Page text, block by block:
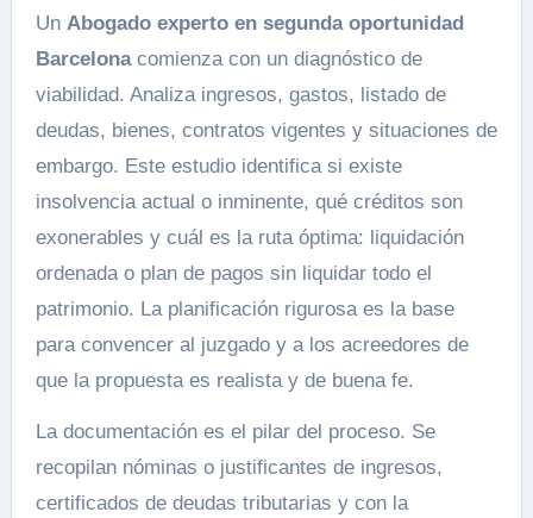
Un Abogado experto en segunda oportunidad
Barcelonacomienza con un diagnóstico de
viabilidad. Analiza ingresos, gastos, listado de
deudas, bienes, contratos vigentes y situaciones de
embargo. Este estudio identifica si existe
insolvencia actual o inminente, qué créditos son
exonerables y cuál es la ruta óptima: liquidación
ordenada o plan de pagos sin liquidar todo el
patrimonio. La planificación rigurosa es la base
para convencer al juzgado y a los acreedores de
que la propuesta es realista y de buena fe.
La documentación es el pilar del proceso. Se
recopilan nóminas o justificantes de ingresos,
certificados de deudas tributarias y con la